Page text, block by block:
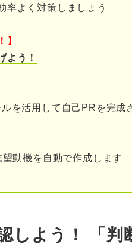
のポイント
率よく対策しましょう
】
よう！
を活用して自己PRを完成
動機を自動で作成します
しよう！ 「判